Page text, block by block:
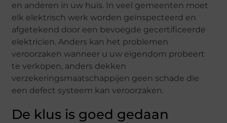
en anderen in uw huis. In veel gemeenten moet
elk elektrisch werk worden geïnspecteerd en
afgetekend door een bevoegde gecertificeerde
elektricien. Anders kan het problemen
veroorzaken wanneer u uw eigendom probeert
te verkopen, anders dekken
verzekeringsmaatschappijen geen schade die
een defect systeem kan veroorzaken.
De klus is goed gedaan